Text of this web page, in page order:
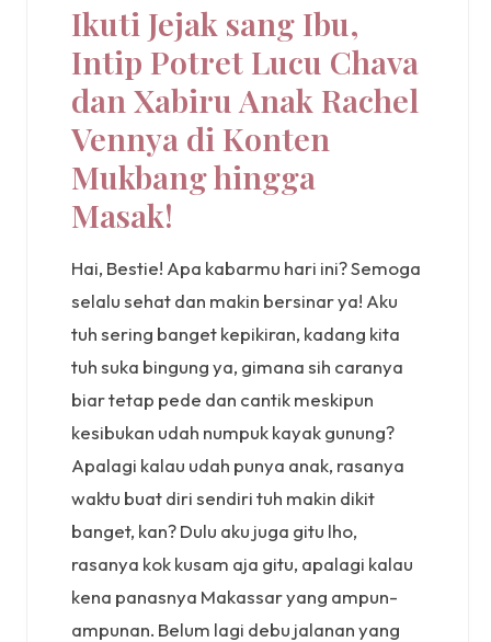
Ikuti Jejak sang Ibu,
Intip Potret Lucu Chava
dan Xabiru Anak Rachel
Vennya di Konten
Mukbang hingga
Masak!
Hai, Bestie! Apa kabarmu hari ini? Semoga
selalu sehat dan makin bersinar ya! Aku
tuh sering banget kepikiran, kadang kita
tuh suka bingung ya, gimana sih caranya
biar tetap pede dan cantik meskipun
kesibukan udah numpuk kayak gunung?
Apalagi kalau udah punya anak, rasanya
waktu buat diri sendiri tuh makin dikit
banget, kan? Dulu aku juga gitu lho,
rasanya kok kusam aja gitu, apalagi kalau
kena panasnya Makassar yang ampun-
ampunan. Belum lagi debu jalanan yang